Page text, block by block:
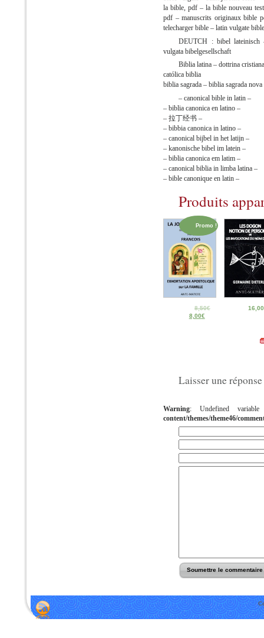
la bible, pdf – la bible nouveau
pdf – manuscrits originaux bible
telecharger bible – latin vulgate
DEUTCH : bibel lateinisch
vulgata bibelgesellschaft
Biblia latina – dottrina
católica biblia
biblia sagrada – biblia sagrada nova
– canonical bible in latin –
– biblia canonica en latino –
– 拉丁经书 –
– bibbia canonica in latino –
– canonical bijbel in het latijn –
– kanonische bibel im latein –
– biblia canonica em latim –
– canonical biblia in limba latina –
– bible canonique en latin –
Produits
Promo !
8,50€
8,00€
16,00
Laisser une réponse
Warning: Undefined
content/themes/theme46/